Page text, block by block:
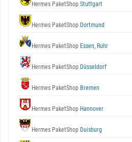
Hermes PaketShop Stuttgart
Hermes PaketShop Dortmund
Hermes PaketShop Essen, Ruhr
Hermes PaketShop Düsseldorf
Hermes PaketShop Bremen
Hermes PaketShop Hannover
Hermes PaketShop Duisburg